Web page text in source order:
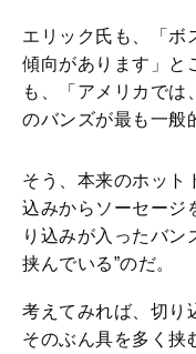
エリック氏も、「ボ
傾向があります」と
も、「アメリカでは
のバンズが最も一般
そう、本来のホット
込みからソーセージ
り込みが入ったバン
挟んでいる”のだ。
考えてみれば、切り
そのぶん具を多く挟